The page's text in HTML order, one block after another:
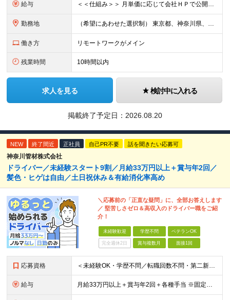
給与 ＜＜仕組み＞＞ 月単価に応じて会社ＨＰで公開しているテーブルにもとづき毎月決定されます！ https://www.tech4u.dev/payroll ＜＜実績＞＞ 平均年収実績：590万円 ＜＜
勤務地 （希望にあわせた選択制） 東京都、神奈川県、埼玉県、千葉県、大阪府、兵庫県、京都府、愛知県、福岡県の各プロジェクト先 ・フル／ハイブリッドリモート案件あり ・転勤なし ・U・Iターンも歓迎＆支援可能
働き方 リモートワークがメイン
残業時間 10時間以内
求人を見る 検討中に入れる
掲載終了予定日： 2026.08.20
NEW 終了間近 正社員 自己PR不要 話を聞きたい応募可
神奈川管材株式会社
ドライバー／未経験スタート9割／月給33万円以上＋賞与年2回／
髪色・ヒゲは自由／土日祝休み＆有給消化率高め
＼応募前の「正直な疑問」に、全部お答えします
／ 堅苦しさゼロ＆高収入のドライバー職をご紹
介！
未経験歓迎 学歴不問 ベテランOK
完全週休2日 賞与複数月 面接1回
応募資格 ＜未経験OK・学歴不問／転職回数不問・第二新卒・正社員デビュー歓迎！＞ ◇普通自動車免許をお持ちの方 ※配送は普通免許で運転できる小型トラックで主に行います。
給与 月給33万円以上＋賞与年2回＋各種手当 ※固定残業代（月42時間／7万7171円～）含む。 超過分は別途全額支給します。 ※試用期間（6ヶ月）があります。 その間の給与・待遇に差異はありません。